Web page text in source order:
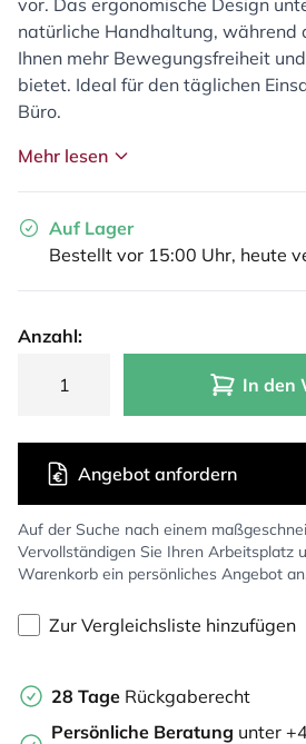
vor. Das ergonomische Design
natürliche Handhaltung, während
Ihnen mehr Bewegungsfreiheit
bietet. Ideal für den täglichen
Büro.
Mehr lesen
Auf Lager
Bestellt vor 15:00 Uhr, heute
Anzahl:
In den
Auf der Suche nach einem
Vervollständigen Sie Ihren Arbeitsplatz
Warenkorb ein persönliches Angebot
Angebot anfordern
Zur Vergleichsliste hinzufügen
28 Tage Rückgaberecht
Persönliche Beratung unter